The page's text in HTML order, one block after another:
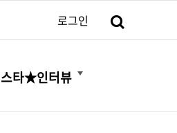
로그인
스타★인터뷰
더보기